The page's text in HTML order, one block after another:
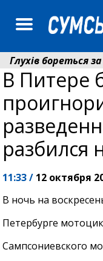
бореться за
фонд
В Питере
разбился
11:33 / 12 октября
В ночь на
Петербурге
Сампсониевского